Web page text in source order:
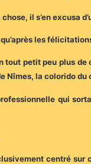
il s’en excusa
qu’après les
tout petit peu plus de
Nîmes, la colorido
qui
centré sur